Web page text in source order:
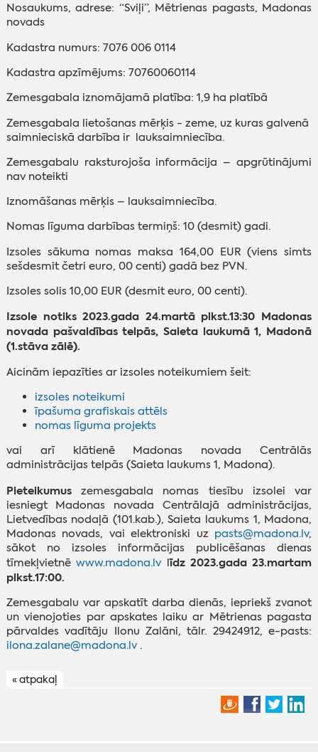
Nosaukums, adrese: “Sviļi”, Mētrienas pagasts, Madonas
novads
Kadastra numurs: 7076 006 0114
Kadastra apzīmējums: 70760060114
Zemesgabala iznomājamā platība: 1,9 ha platībā
Zemesgabala lietošanas mērķis - zeme, uz kuras galvenā
saimnieciskā darbība ir lauksaimniecība.
Zemesgabalu raksturojoša informācija – apgrūtinājumi
nav noteikti
Iznomāšanas mērķis – lauksaimniecība.
Nomas līguma darbības termiņš: 10 (desmit) gadi.
Izsoles sākuma nomas maksa 164,00 EUR (viens simts
sešdesmit četri euro, 00 centi) gadā bez PVN.
Izsoles solis 10,00 EUR (desmit euro, 00 centi).
Izsole notiks 2023.gada 24.martā plkst.13:30 Madonas
novada pašvaldības telpās, Saieta laukumā 1, Madonā
(1.stāva zālē).
Aicinām iepazīties ar izsoles noteikumiem šeit:
izsoles noteikumi
īpašuma grafiskais attēls
nomas līguma projekts
vai arī klātienē Madonas novada Centrālās
administrācijas telpās (Saieta laukums 1, Madona).
Pieteikumuszemesgabala nomas tiesību izsolei var
iesniegt Madonas novada Centrālajā administrācijas,
Lietvedības nodaļā (101.kab.), Saieta laukums 1, Madona,
Madonas novads, vai elektroniski uz pasts@madona.lv,
sākot no izsoles informācijas publicēšanas dienas
tīmekļvietnēwww.madona.lv līdz 2023.gada 23.martam
plkst.17:00.
Zemesgabalu var apskatīt darba dienās, iepriekš zvanot
un vienojoties par apskates laiku ar Mētrienas pagasta
pārvaldes vadītāju Ilonu Zalāni, tālr. 29424912, e-pasts:
ilona.zalane@madona.lv.
« atpakaļ